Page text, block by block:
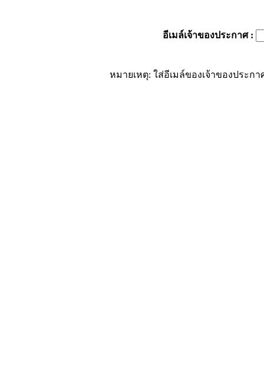
อีเมล์เจ้าของประกาศ:
หมายเหตุ: ใส่อีเมล์ของเจ้าของประก